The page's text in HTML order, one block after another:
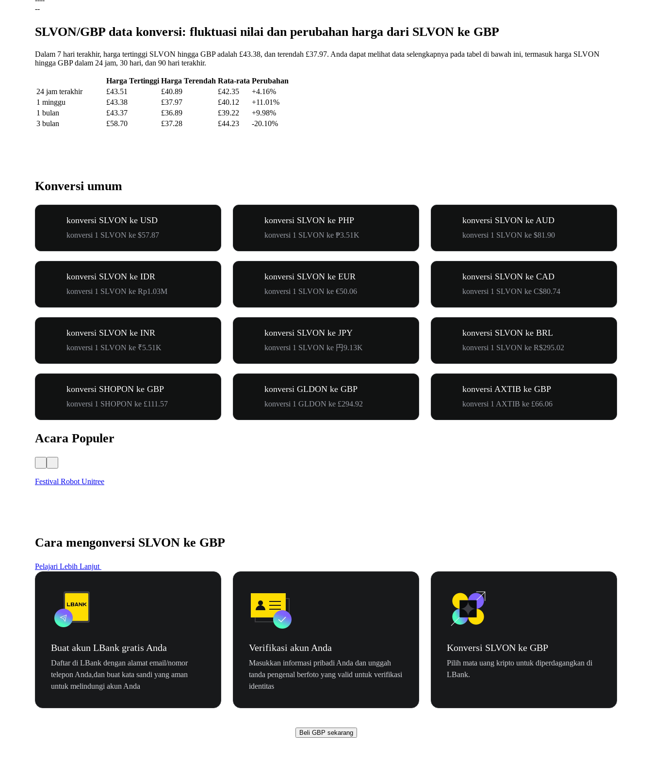
--
SLVON/GBP data konversi: fluktuasi nilai dan perubahan harga dari SLVON ke GBP
Dalam 7 hari terakhir, harga tertinggi SLVON hingga GBP adalah £43.38, dan terendah £37.97. Anda dapat melihat data selengkapnya pada tabel di bawah ini, termasuk harga SLVON
hingga GBP dalam 24 jam, 30 hari, dan 90 hari terakhir.
Harga Tertinggi Harga Terendah Rata-rata Perubahan
24 jam terakhir
£43.51 £40.89 £42.35
+4.16%
1 minggu
£43.38 £37.97 £40.12
+11.01%
1 bulan
£43.37 £36.89 £39.22
+9.98%
3 bulan
£58.70 £37.28 £44.23 -20.10%
Konversi umum
konversi SLVON ke USD
konversi 1 SLVON ke $57.87
konversi SLVON ke PHP
konversi 1 SLVON ke ₱3.51K
konversi SLVON ke AUD
konversi 1 SLVON ke $81.90
konversi SLVON ke IDR
konversi 1 SLVON ke Rp1.03M
konversi SLVON ke EUR
konversi 1 SLVON ke €50.06
konversi SLVON ke CAD
konversi 1 SLVON ke C$80.74
konversi SLVON ke INR
konversi 1 SLVON ke ₹5.51K
konversi SLVON ke JPY
konversi 1 SLVON ke 円9.13K
konversi SLVON ke BRL
konversi 1 SLVON ke R$295.02
konversi SHOPON ke GBP
konversi 1 SHOPON ke £111.57
konversi GLDON ke GBP
konversi 1 GLDON ke £294.92
konversi AXTIB ke GBP
konversi 1 AXTIB ke £66.06
Acara Populer
Festival Robot Unitree
Cara mengonversi SLVON ke GBP
Pelajari Lebih Lanjut
Buat akun LBank gratis Anda
Daftar di LBank dengan alamat email/nomor
telepon Anda,dan buat kata sandi yang aman
untuk melindungi akun Anda
Verifikasi akun Anda
Masukkan informasi pribadi Anda dan unggah
tanda pengenal berfoto yang valid untuk verifikasi
identitas
Konversi SLVON ke GBP
Pilih mata uang kripto untuk diperdagangkan di
LBank.
Beli GBP sekarang